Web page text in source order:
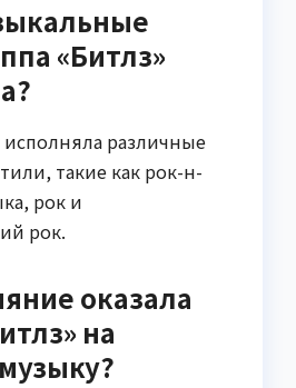
«Битлз»
исполняла различные
такие как рок-н-
рок и
рок.
оказала
на